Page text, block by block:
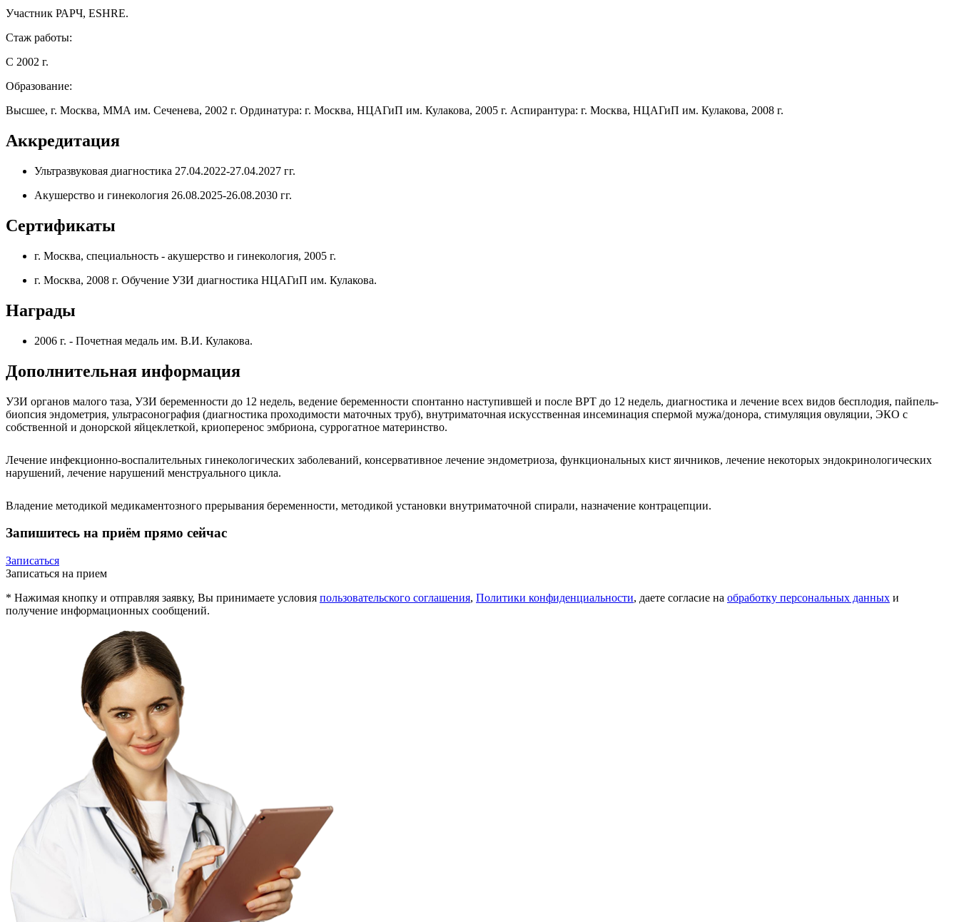
Участник РАРЧ, ESHRE.
Стаж работы:
С 2002 г.
Образование:
Высшее, г. Москва, ММА им. Сеченева, 2002 г. Ординатура: г. Москва, НЦАГиП им. Кулакова, 2005 г. Аспирантура: г. Москва, НЦАГиП им. Кулакова, 2008 г.
Аккредитация
Ультразвуковая диагностика 27.04.2022-27.04.2027 гг.
Акушерство и гинекология 26.08.2025-26.08.2030 гг.
Сертификаты
г. Москва, специальность - акушерство и гинекология, 2005 г.
г. Москва, 2008 г. Обучение УЗИ диагностика НЦАГиП им. Кулакова.
Награды
2006 г. - Почетная медаль им. В.И. Кулакова.
Дополнительная информация
УЗИ органов малого таза, УЗИ беременности до 12 недель, ведение беременности спонтанно наступившей и после ВРТ до 12 недель, диагностика и лечение всех видов бесплодия, пайпель-
биопсия эндометрия, ультрасонография (диагностика проходимости маточных труб), внутриматочная искусственная инсеминация спермой мужа/донора, стимуляция овуляции, ЭКО с
собственной и донорской яйцеклеткой, криоперенос эмбриона, суррогатное материнство.
Лечение инфекционно-воспалительных гинекологических заболеваний, консервативное лечение эндометриоза, функциональных кист яичников, лечение некоторых эндокринологических
нарушений, лечение нарушений менструального цикла.
Владение методикой медикаментозного прерывания беременности, методикой установки внутриматочной спирали, назначение контрацепции.
Запишитесь на приём прямо сейчас
Записаться
Записаться на прием
* Нажимая кнопку и отправляя заявку, Вы принимаете условия пользовательского соглашения, Политики конфиденциальности, даете согласие на обработку персональных данных и
получение информационных сообщений.